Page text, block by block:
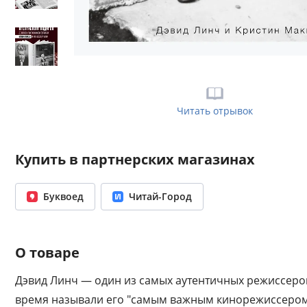
Читать отрывок
Купить в партнерских магазинах
Буквоед Читай-Город
О товаре
Дэвид Линч — один из самых аутентичных
время называли его "самым важным